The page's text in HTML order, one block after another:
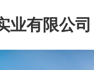
业有限公司